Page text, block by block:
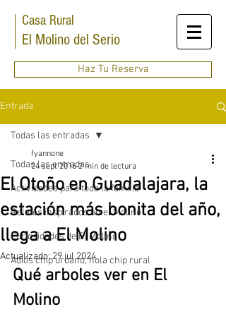
Casa Rural
El Molino del Serio
Haz Tu Reserva
Entrada
Todas las entradas
Actividades para toda la familia
Relatos inspirados en el Molino
Curiosidades de El Molino
Adiós chip urbano, hola chip rural
Todas las entradas
El Otoño en Guadalajara, la
estación más bonita del año,
llega a El Molino
fyannone
24 sept 2016 2 min de lectura
Actualizado:29 jul 2024
Qué arboles ver en El
Molino